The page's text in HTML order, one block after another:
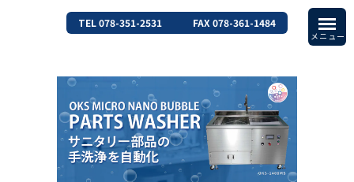
TEL 078-351-2531 FAX 078-361-1484